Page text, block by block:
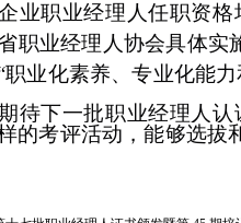
业职业经理人任职资
职业经理人协会具体实
职业化素养、专业化能
待下一批职业经理人
的考评活动，能够选拔